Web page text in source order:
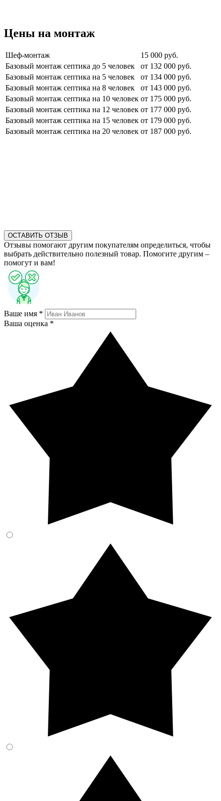
Цены на монтаж
Шеф-монтаж
15 000 руб.
Базовый монтаж септика до 5 человек
от 132 000 руб.
Базовый монтаж септика на 5 человек
от 134 000 руб.
Базовый монтаж септика на 8 человек
от 143 000 руб.
Базовый монтаж септика на 10 человек от 175 000 руб.
Базовый монтаж септика на 12 человек от 177 000 руб.
Базовый монтаж септика на 15 человек от 179 000 руб.
Базовый монтаж септика на 20 человек от 187 000 руб.
ОСТАВИТЬ ОТЗЫВ
Отзывы помогают другим покупателям определиться, чтобы
выбрать действительно полезный товар. Помогите другим –
помогут и вам!
Ваше имя *
Ваша оценка *